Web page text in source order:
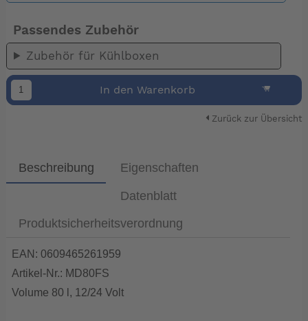
Passendes Zubehör
Zubehör für Kühlboxen
In den Warenkorb
Zurück zur Übersicht
Beschreibung Eigenschaften
Datenblatt
Produktsicherheitsverordnung
EAN: 0609465261959
Artikel-Nr.: MD80FS
Volume 80 l, 12/24 Volt